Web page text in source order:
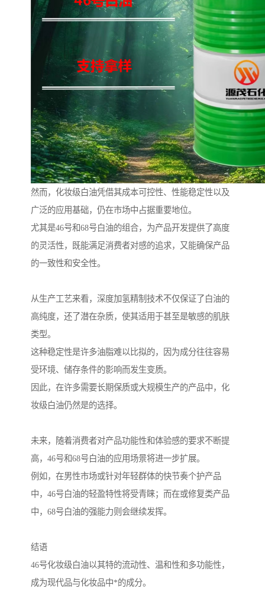
然而，化妆级白油凭借其成本可控性、性能稳定性以及
广泛的应用基础，仍在市场中占据重要地位。
尤其是46号和68号白油的组合，为产品开发提供了高度
的灵活性，既能满足消费者对感的追求，又能确保产品
的一致性和安全性。
从生产工艺来看，深度加氢精制技术不仅保证了白油的
高纯度，还了潜在杂质，使其适用于甚至是敏感的肌肤
类型。
这种稳定性是许多油脂难以比拟的，因为成分往往容易
受环境、储存条件的影响而发生变质。
因此，在许多需要长期保质或大规模生产的产品中，化
妆级白油仍然是的选择。
未来，随着消费者对产品功能性和体验感的要求不断提
高，46号和68号白油的应用场景将进一步扩展。
例如，在男性市场或针对年轻群体的快节奏个护产品
中，46号白油的轻盈特性将受青睐；而在或修复类产品
中，68号白油的强能力则会继续发挥。
结语
46号化妆级白油以其特的流动性、温和性和多功能性，
成为现代品与化妆品中*的成分。